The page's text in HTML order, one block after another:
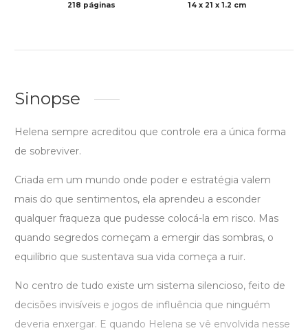
218 páginas 14 x 21 x 1.2 cm
Sinopse
Helena sempre acreditou que controle era a única forma
de sobreviver.
Criada em um mundo onde poder e estratégia valem
mais do que sentimentos, ela aprendeu a esconder
qualquer fraqueza que pudesse colocá-la em risco. Mas
quando segredos começam a emergir das sombras, o
equilíbrio que sustentava sua vida começa a ruir.
No centro de tudo existe um sistema silencioso, feito de
decisões invisíveis e jogos de influência que ninguém
deveria enxergar. E quando Helena se vê envolvida nesse